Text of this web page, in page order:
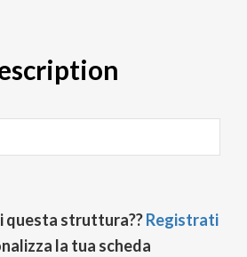
questa struttura??Registrati
la tua scheda